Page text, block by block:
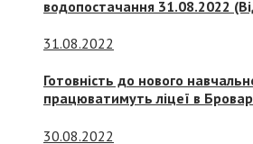
водопостачання 31.08.2022
31.08.2022
Готовність до нового
працюватимуть ліцеї в
30.08.2022